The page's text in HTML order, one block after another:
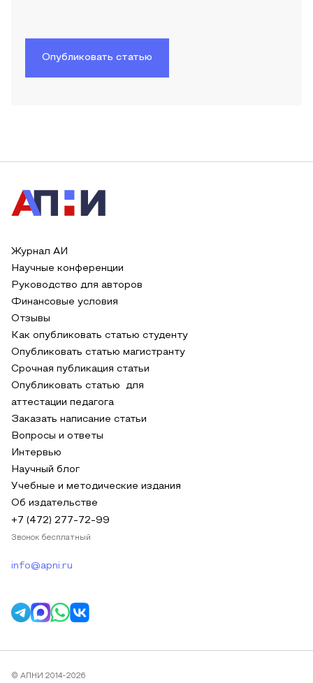
Опубликовать статью
Журнал АИ
Научные конференции
Руководство для авторов
Финансовые условия
Отзывы
Как опубликовать статью студенту
Опубликовать статью магистранту
Срочная публикация статьи
Опубликовать статью для
аттестации педагога
Заказать написание статьи
Вопросы и ответы
Интервью
Научный блог
Учебные и методические издания
Об издательстве
+7 (472) 277-72-99
Звонок бесплатный
info@apni.ru
© АПНИ 2014-2026